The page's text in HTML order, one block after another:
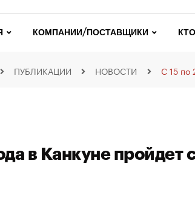
КОМПАНИИ/ПОСТАВЩИКИ
ПУБЛИКАЦИИ НОВОСТИ С 15 по
в Канкуне